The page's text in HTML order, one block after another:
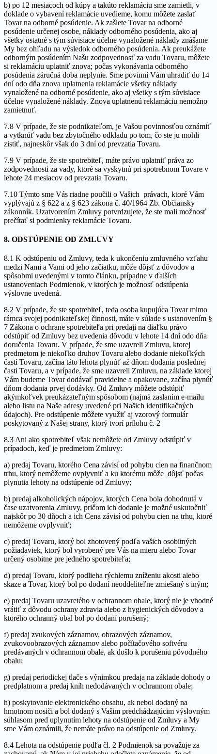
b) po 12 mesiacoch od kúpy a takúto reklamáciu sme zamietli, v
doklade o vybavení reklamácie uvedieme, komu môžete zaslať
Tovar na odborné posúdenie. Ak zašlete Tovar na odborné
posúdenie určenej osobe, náklady odborného posúdenia, ako aj
všetky ostatné s tým súvisiace účelne vynaložené náklady znášame
My bez ohľadu na výsledok odborného posúdenia. Ak preukážete
odborným posúdením Našu zodpovednosť za vadu Tovaru, môžete
si reklamáciu uplatniť znova; počas vykonávania odborného
posúdenia záručná doba neplynie. Sme povinní Vám uhradiť do 14
dní odo dňa znova uplatnenia reklamácie všetky náklady
vynaložené na odborné posúdenie, ako aj všetky s tým súvisiace
účelne vynaložené náklady. Znova uplatnenú reklamáciu nemožno
zamietnuť.
7.8 V prípade, že ste podnikateľom, je Vašou povinnosťou oznámiť
a vytknúť vadu bez zbytočného odkladu po tom, čo ste ju mohli
zistiť, najneskôr však do 3 dní od prevzatia Tovaru.
7.9 V prípade, že ste spotrebiteľ, máte právo uplatniť práva zo
zodpovednosti za vady, ktoré sa vyskytnú pri spotrebnom Tovare v
lehote 24 mesiacov od prevzatia Tovaru.
7.10 Týmto sme Vás riadne poučili o Vašich právach, ktoré Vám
vyplývajú z § 622 a z § 623 zákona č. 40/1964 Zb. Občiansky
zákonník. Uzatvorením Zmluvy potvrdzujete, že ste mali možnosť
prečítať si podmienky reklamácie Tovaru.
8. ODSTÚPENIE OD ZMLUVY
8.1 K odstúpeniu od Zmluvy, teda k ukončeniu zmluvného vzťahu
medzi Nami a Vami od jeho začiatku, môže dôjsť z dôvodov a
spôsobmi uvedenými v tomto článku, prípadne v ďalších
ustanoveniach Podmienok, v ktorých je možnosť odstúpenia
výslovne uvedená.
8.2 V prípade, že ste spotrebiteľ, teda osoba kupujúca Tovar mimo
rámca svojej podnikateľskej činnosti, máte v súlade s ustanovením §
7 Zákona o ochrane spotrebiteľa pri predaji na diaľku právo
odstúpiť od Zmluvy bez uvedenia dôvodu v lehote 14 dní odo dňa
doručenia Tovaru. V prípade, že sme uzavreli Zmluvu, ktorej
predmetom je niekoľko druhov Tovaru alebo dodanie niekoľkých
častí Tovaru, začína táto lehota plynúť až dňom dodania poslednej
časti Tovaru, a v prípade, že sme uzavreli Zmluvu, na základe ktorej
Vám budeme Tovar dodávať pravidelne a opakovane, začína plynúť
dňom dodania prvej dodávky. Od Zmluvy môžete odstúpiť
akýmkoľvek preukázateľným spôsobom (najmä zaslaním e-mailu
alebo listu na Naše adresy uvedené pri Našich identifikačných
údajoch). Pre odstúpenie môžete využiť aj vzorový formulár
poskytovaný z Našej strany, ktorý tvorí prílohu č. 2
8.3 Ani ako spotrebiteľ však nemôžete od Zmluvy odstúpiť v
prípadoch, keď je predmetom Zmluvy:
a) predaj Tovaru, ktorého Cena závisí od pohybu cien na finančnom
trhu, ktorý nemôžeme ovplyvniť a ku ktorému môže dôjsť počas
plynutia lehoty na odstúpenie od Zmluvy;
b) predaj alkoholických nápojov, ktorých Cena bola dohodnutá v
čase uzatvorenia Zmluvy, pričom ich dodanie je možné uskutočniť
najskôr po 30 dňoch a ich Cena závisí od pohybu cien na trhu, ktoré
nemôžeme ovplyvniť;
c) predaj Tovaru, ktorý bol zhotovený podľa vašich osobitných
požiadaviek, ktorý bol vyrobený pre Vás na mieru alebo Tovar
určený osobitne pre jedného spotrebiteľa;
d) predaj Tovaru, ktorý podlieha rýchlemu zníženiu akosti alebo
skaze a Tovar, ktorý bol po dodaní neoddeliteľne zmiešaný s iným;
e) predaj Tovaru uzavretého v ochrannom obale, ktorý nie je vhodné
vrátiť z dôvodu ochrany zdravia alebo z hygienických dôvodov a
ktorého ochranný obal bol po dodaní porušený;
f) predaj zvukových záznamov, obrazových záznamov,
zvukovoobrazových záznamov alebo počítačového softvéru
predávaných v ochrannom obale, ak došlo k porušeniu pôvodného
obalu;
g) predaj periodickej tlače s výnimkou predaja na základe dohody o
predplatnom a predaj kníh nedodávaných v ochrannom obale;
h) poskytovanie elektronického obsahu, ak nebol dodaný na
hmotnom nosiči a bol dodaný s Vašim predchádzajúcim výslovným
súhlasom pred uplynutím lehoty na odstúpenie od Zmluvy a My
sme Vám oznámili, že nemáte právo na odstúpenie od Zmluvy.
8.4 Lehota na odstúpenie podľa čl. 2 Podmienok sa považuje za